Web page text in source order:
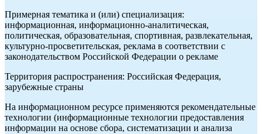
Примерная тематика и (или) специализация:
информационная, информационно-аналитическая,
политическая, образовательная, спортивная, развлекательная,
культурно-просветительская, реклама в соответствии с
законодательством Российской Федерации о рекламе
Территория распространения: Российская Федерация,
зарубежные страны
На информационном ресурсе применяются рекомендательные
технологии (информационные технологии предоставления
информации на основе сбора, систематизации и анализа